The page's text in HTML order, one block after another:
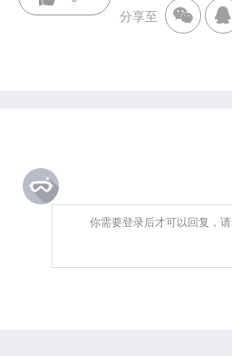
分享至
你需要登录后才可以回复，请